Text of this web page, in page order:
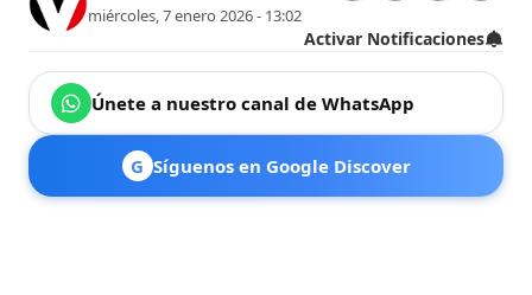
miércoles, 7 enero 2026 - 13:02
Activar Notificaciones
Únete a nuestro canal de WhatsApp
G Síguenos en Google Discover